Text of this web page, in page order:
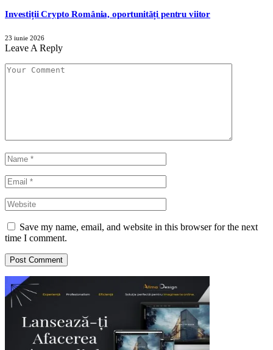
Investiții Crypto România, oportunități pentru viitor
23 iunie 2026
Leave A Reply
Save my name, email, and website in this browser for the next
time I comment.